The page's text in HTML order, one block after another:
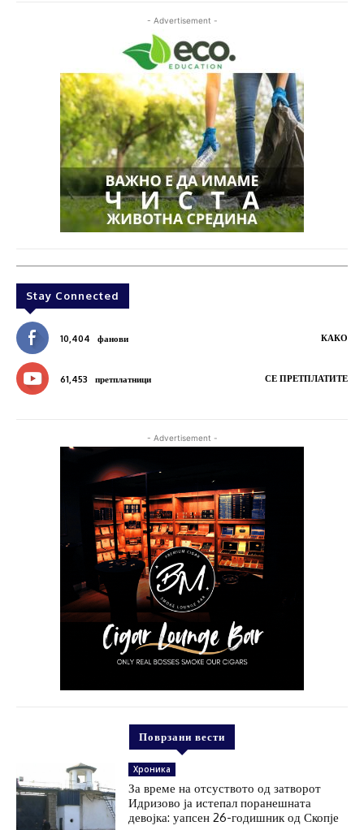
- Advertisement -
Stay Connected
10,404 фанови КАКО
61,453 претплатници СЕ ПРЕТПЛАТИТЕ
- Advertisement -
Поврзани вести
Хроника
За време на отсуството од затворот
Идризово ја истепал поранешната
девојка: уапсен 26-годишник од Скопје